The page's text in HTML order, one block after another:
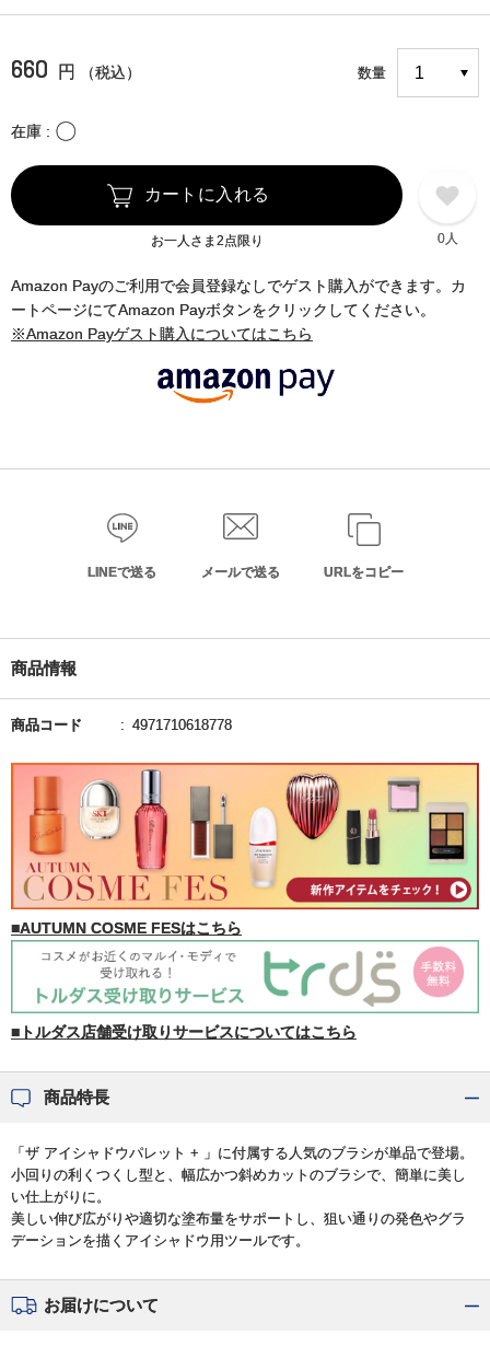
660 円 （税込） 数量
在庫 〇
カートに入れる
お一人さま2点限り 0人
Amazon Payのご利用で会員登録なしでゲスト購入ができます。カ
ートページにてAmazon Payボタンをクリックしてください。
※Amazon Payゲスト購入についてはこちら
LINEで送る メールで送る URLをコピー
商品情報
商品コード 4971710618778
■AUTUMN COSME FESはこちら
■トルダス店舗受け取りサービスについてはこちら
商品特長
「ザ アイシャドウパレット + 」に付属する人気のブラシが単品で登場。
小回りの利くつくし型と、幅広かつ斜めカットのブラシで、簡単に美し
い仕上がりに。
美しい伸び広がりや適切な塗布量をサポートし、狙い通りの発色やグラ
デーションを描くアイシャドウ用ツールです。
お届けについて